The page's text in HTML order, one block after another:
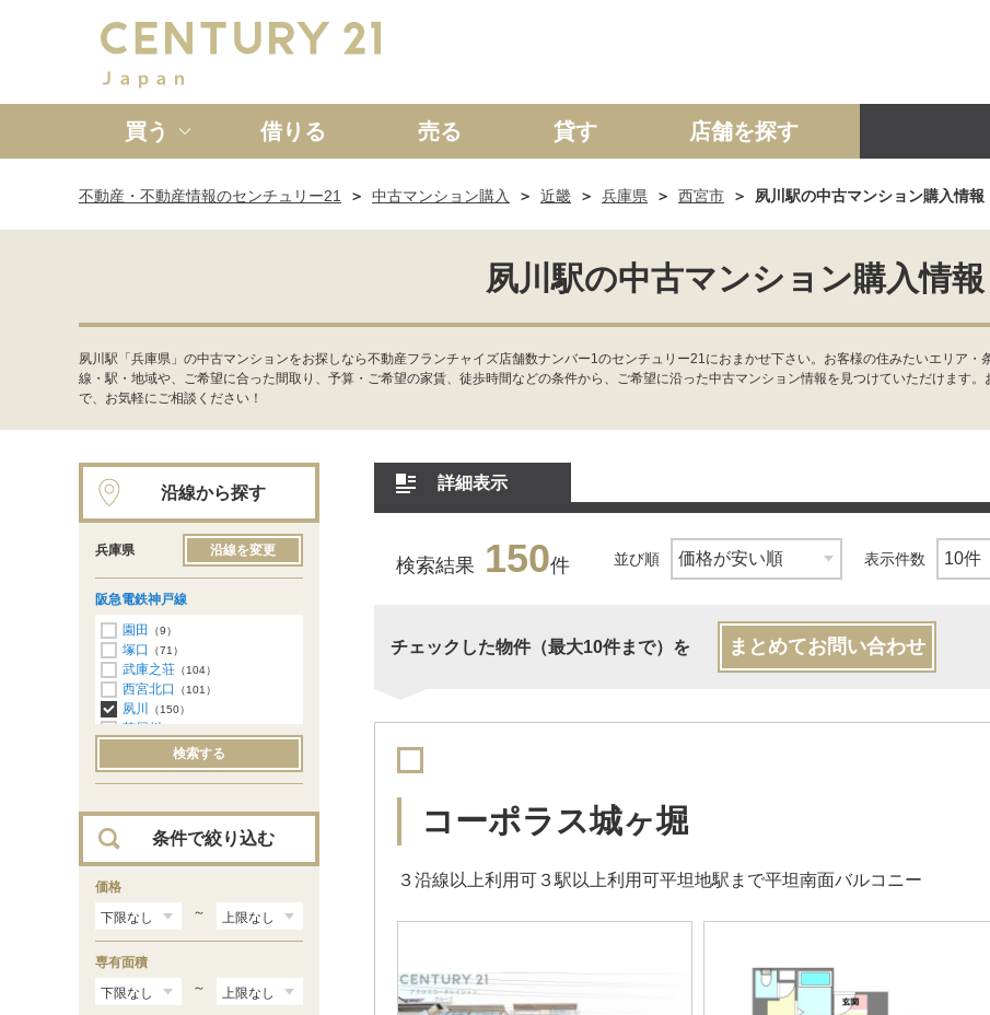
買う
新築一戸建て 中古一戸建て マンション 土地 事業投資用
借りる 売る 貸す 店舗を探す
不動産・不動産情報のセンチュリー21 中古マンション購入 近畿 兵庫県 西宮市 夙川駅の中古マンション購入情報
夙川駅の中古マンション購入情報
夙川駅「兵庫県」の中古マンションをお探しなら不動産フランチャイズ店舗数ナンバー1のセンチュリー21におまかせ下さい。お客様の住みたいエリア
線・駅・地域や、ご希望に合った間取り、予算・ご希望の家賃、徒歩時間などの条件から、ご希望に沿った中古マンション情報を見つけていただけます
で、お気軽にご相談ください！
詳細表示
検索結果 150件 並び順 表示件数
チェックした物件（最大10件まで）を まとめてお問い合わせ
コーポラス城ヶ堀
３沿線以上利用可３駅以上利用可平坦地駅まで平坦南面バルコニー
沿線から探す
兵庫県 沿線を変更
阪急電鉄神戸線
園田
（9）
塚口 （71）
武庫之荘 （104）
西宮北口 （101）
夙川 （150）
芦屋川
（88）
御影（98）
六甲（75）
春日野道 （14）
神戸三宮 （49）
検索する
条件で絞り込む
価格
～
専有面積
～